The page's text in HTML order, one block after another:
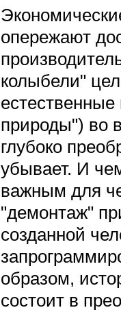
опережают
колыбели"
природы") во
глубоко
убывает. И
важным для
"демонтаж"
созданной
образом,
состоит в